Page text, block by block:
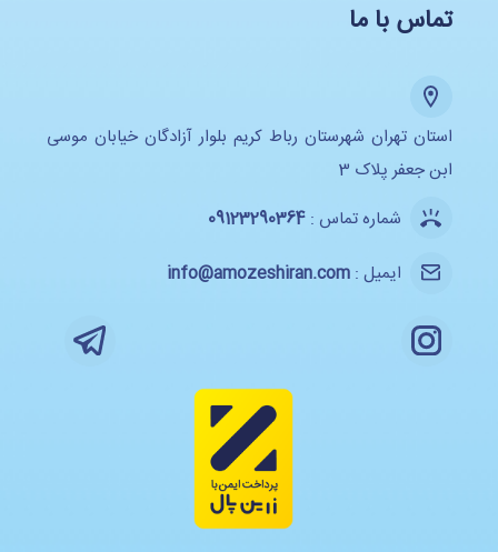
تماس با ما
استان تهران شهرستان رباط کریم بلوار آزادگان خیابان موسی
ابن جعفر پلاک 3
شماره تماس :09123290364
ایمیل :info@amozeshiran.com